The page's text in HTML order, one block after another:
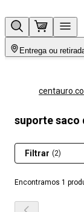
Entrega ou
suporte saco
Encontramos 1
Filtrar (2)